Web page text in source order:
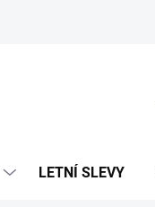
LETNÍ SLEVY